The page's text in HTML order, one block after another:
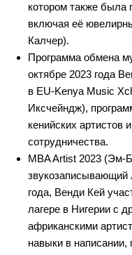
котором также была
включая её
Калчер).
Программа обмена
октябре 2023 года
в EU-Kenya Music
Иксчейндж),
кенийских артистов
сотрудничества.
MBA Artist 2023 (Эм-
звукозаписывающий
года, Венди Кей
лагере в Нигерии с
африканскими
навыки в написании,